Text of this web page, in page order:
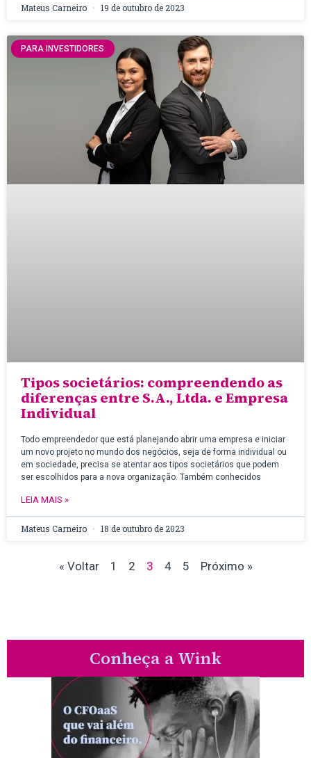
Mateus Carneiro 19 de outubro de 2023
PARA INVESTIDORES
Tipos societários: compreendendo as
diferenças entre S.A., Ltda. e Empresa
Individual
Todo empreendedor que está planejando abrir uma empresa e iniciar
um novo projeto no mundo dos negócios, seja de forma individual ou
em sociedade, precisa se atentar aos tipos societários que podem
ser escolhidos para a nova organização. Também conhecidos
LEIA MAIS »
Mateus Carneiro 18 de outubro de 2023
« Voltar 1 2 3 4 5 Próximo »
Conheça a Wink